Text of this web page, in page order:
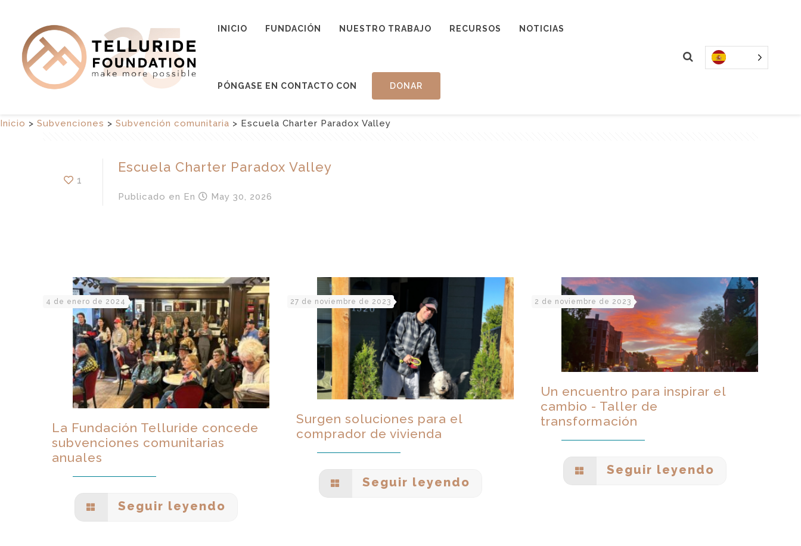
INICIO FUNDACIÓN NUESTRO TRABAJO RECURSOS NOTICIAS
PÓNGASE EN CONTACTO CON DONAR
Inicio > Subvenciones > Subvención comunitaria > Escuela Charter Paradox Valley
1
Escuela Charter Paradox Valley
Publicado en En May 30, 2026
4 de enero de 2024
La Fundación Telluride concede
subvenciones comunitarias
anuales
Seguir leyendo
27 de noviembre de 2023
Surgen soluciones para el
comprador de vivienda
Seguir leyendo
2 de noviembre de 2023
Un encuentro para inspirar el
cambio - Taller de
transformación
Seguir leyendo